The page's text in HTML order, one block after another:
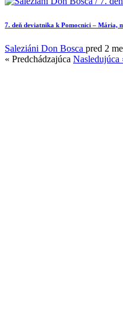
7. deň deviatnika k Pomocnici – Mária,
Saleziáni Don Bosca pred 2
« Predchádzajúca Nasledujúca